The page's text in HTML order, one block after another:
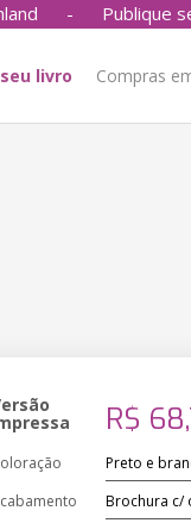
- Publique
livro Compras
R$